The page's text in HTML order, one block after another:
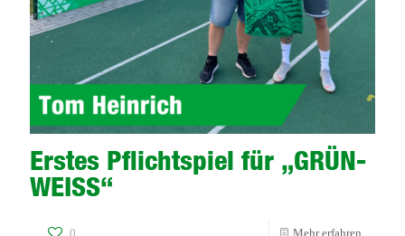
Erstes Pflichtspiel für „GRÜN-
WEISS“
0 Mehr erfahren